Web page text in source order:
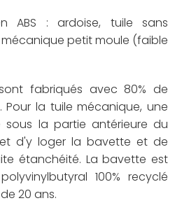
ABS : ardoise, tuile sans
petit moule (faible
fabriqués avec 80% de
Pour la tuile mécanique, une
sous la partie antérieure du
d'y loger la bavette et de
étanchéité. La bavette est
100% recyclé
20 ans.